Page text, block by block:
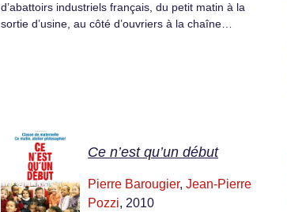
d’abattoirs industriels français, du petit matin à la
sortie d’usine, au côté d’ouvriers à la chaîne…
Ce n’est qu’un début
Pierre Barougier, Jean-Pierre
Pozzi, 2010